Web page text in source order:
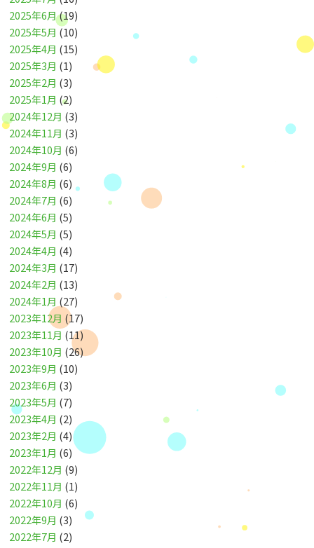
2025年6月(19)
2025年5月 (10)
2025年4月 (15)
2025年3月 (1)
2025年2月 (3)
2025年1月 (2)
2024年12月 (3)
2024年11月 (3)
2024年10月 (6)
2024年9月 (6)
2024年8月 (6)
2024年7月 (6)
2024年6月 (5)
2024年5月 (5)
2024年4月 (4)
2024年3月 (17)
2024年2月 (13)
2024年1月 (27)
2023年12月 (17)
2023年11月 (11)
2023年10月 (26)
2023年9月 (10)
2023年6月 (3)
2023年5月 (7)
2023年4月 (2)
2023年2月 (4)
2023年1月 (6)
2022年12月 (9)
2022年11月 (1)
2022年10月 (6)
2022年9月 (3)
2022年7月 (2)